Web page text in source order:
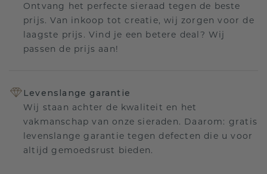
Ontvang het perfecte sieraad tegen de beste
prijs. Van inkoop tot creatie, wij zorgen voor de
laagste prijs. Vind je een betere deal? Wij
passen de prijs aan!
Levenslange garantie
Wij staan achter de kwaliteit en het
vakmanschap van onze sieraden. Daarom: gratis
levenslange garantie tegen defecten die u voor
altijd gemoedsrust bieden.